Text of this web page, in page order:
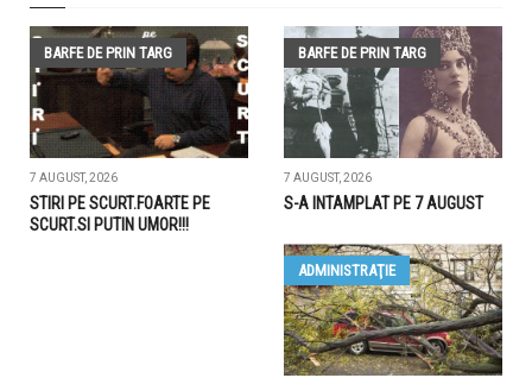
BARFE DE PRIN TARG
7 AUGUST, 2026
STIRI PE SCURT.FOARTE PE
SCURT.SI PUTIN UMOR!!!
BARFE DE PRIN TARG
7 AUGUST, 2026
S-A INTAMPLAT PE 7 AUGUST
ADMINISTRAŢIE